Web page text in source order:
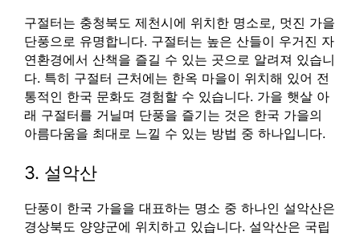
구절터는 충청북도 제천시에 위치한 명소로, 멋진 가을
단풍으로 유명합니다. 구절터는 높은 산들이 우거진 자
연환경에서 산책을 즐길 수 있는 곳으로 알려져 있습니
다. 특히 구절터 근처에는 한옥 마을이 위치해 있어 전
통적인 한국 문화도 경험할 수 있습니다. 가을 햇살 아
래 구절터를 거닐며 단풍을 즐기는 것은 한국 가을의
아름다움을 최대로 느낄 수 있는 방법 중 하나입니다.
3. 설악산
단풍이 한국 가을을 대표하는 명소 중 하나인 설악산은
경상북도 양양군에 위치하고 있습니다. 설악산은 국립